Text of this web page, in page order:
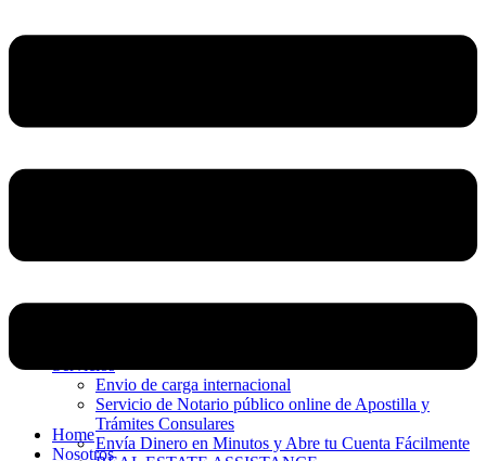
Envio de carga internacional
Servicio de Notario público online de Apostilla y
Trámites Consulares
Envía Dinero en Minutos y Abre tu Cuenta Fácilmente
Home
Nosotros